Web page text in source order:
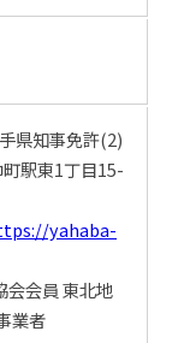
県知事免許(2)
駅東1丁目15-
yahaba-
会会員 東北地
業者